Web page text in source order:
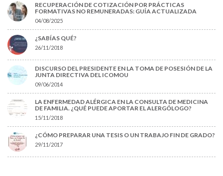
RECUPERACIÓN DE COTIZACIÓN POR PRÁCTICAS
FORMATIVAS NO REMUNERADAS: GUÍA ACTUALIZADA
04/08/2025
¿SABÍAS QUÉ?
26/11/2018
DISCURSO DEL PRESIDENTE EN LA TOMA DE POSESIÓN DE LA
JUNTA DIRECTIVA DEL ICOMOU
09/06/2014
LA ENFERMEDAD ALÉRGICA EN LA CONSULTA DE MEDICINA
DE FAMILIA. ¿QUÉ PUEDE APORTAR EL ALERGÓLOGO?
15/11/2018
¿CÓMO PREPARAR UNA TESIS O UN TRABAJO FIN DE GRADO?
29/11/2017